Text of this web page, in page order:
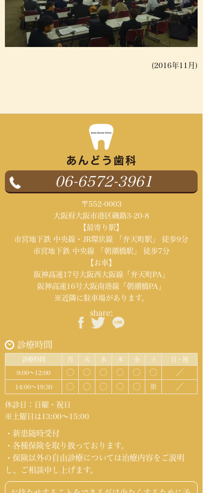
(2016年11月)
06-6572-3961
〒552-0003
大阪府大阪市港区磯路3-20-8
【最寄り駅】
市営地下鉄 中央線・JR環状線 「弁天町駅」 徒歩9分
市営地下鉄 中央線 「朝潮橋駅」 徒歩7分
【お車】
阪神高速17号大阪西大阪線「弁天町PA」
阪神高速16号大阪南港線「朝潮橋PA」
※近隣に駐車場があります。
share:
診療時間
診療時間 月 火 水 木 金 土 日・祝
9:00～12:00 ◯ ◯ ◯ ◯ ◯ ◯ ／
14:00～19:30 ◯ ◯ ◯ ◯ ◯ ※ ／
休診日：日曜・祝日
※土曜日は13:00～15:00
・新患随時受付
・各種保険を取り扱っております。
・保険以外の自由診療については治療内容をご説明
し、ご相談申し上げます。